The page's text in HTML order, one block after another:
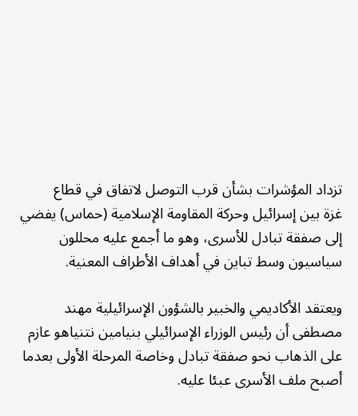
تزداد المؤشرات بشأن قرب التوصل لاتفاق في قطاع
غزة بين إسرائيل وحركة المقاومة الإسلامية (حماس) يفضي
إلى صفقة تبادل للأسرى، وهو ما أجمع عليه محللون
سياسيون وسط تباين في أهداف الأطراف المعنية.
ويعتقد الأكاديمي والخبير بالشؤون الإسرائيلية مهند
مصطفى أن رئيس الوزراء الإسرائيلي بنيامين نتنياهو عازم
على الذهاب نحو صفقة تبادل وخاصة المرحلة الأولى بعدما
أصبح ملف الأسرى عبئا عليه.